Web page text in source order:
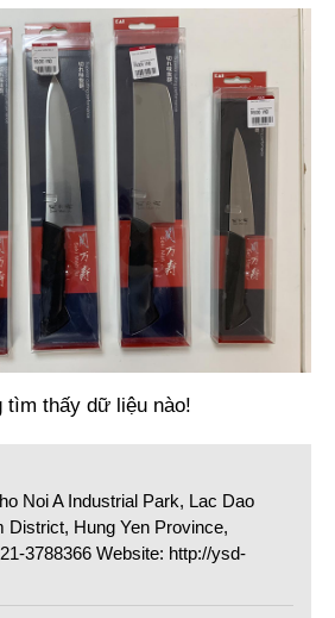
tìm thấy dữ liệu nào!
Noi A Industrial Park, Lac Dao
District, Hung Yen Province,
3788366 Website: http://ysd-